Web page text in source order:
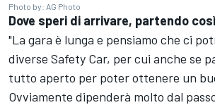
Photo by: AG Photo
Dove speri di arrivare, partendo
"La gara è lunga e pensiamo che ci
diverse Safety Car, per cui anche se
tutto aperto per poter ottenere un
Ovviamente dipenderà molto dal